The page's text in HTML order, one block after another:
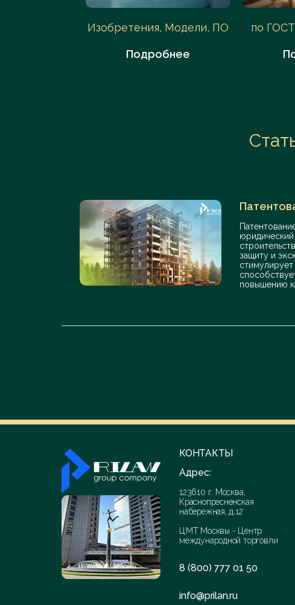
Изобретения, Модели, ПО
Подробнее
по
защиту и
повышению
КОНТАКТЫ
Адрес:
123610 г. Москва,
Краснопресненская
набережная, д.12
ЦМТ Москвы - Центр
международной торговли
8 (800) 777 01 50
info@prilan.ru